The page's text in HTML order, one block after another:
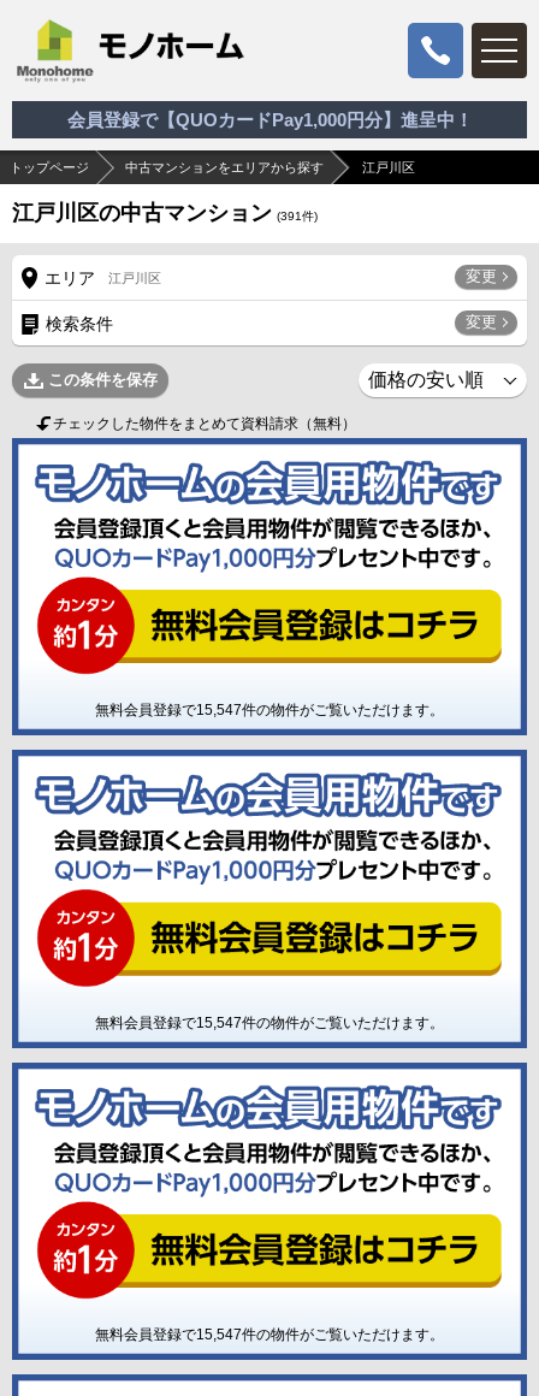
会員登録で【QUOカードPay1,000円分】進呈中！
トップページ 中古マンションをエリアから探す 江戸川区
江戸川区の中古マンション (391件)
エリア 江戸川区 変更
検索条件 変更
この条件を保存
チェックした物件をまとめて資料請求（無料）
無料会員登録で15,547件の物件がご覧いただけます。
無料会員登録で15,547件の物件がご覧いただけます。
無料会員登録で15,547件の物件がご覧いただけます。